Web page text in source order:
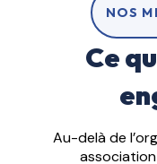
NOS
Ce
Au-delà de